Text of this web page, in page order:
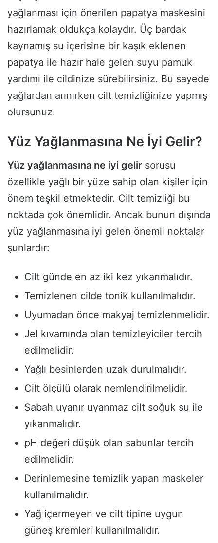
yağlanması için önerilen papatya maskesini
hazırlamak oldukça kolaydır. Üç bardak
kaynamış su içerisine bir kaşık eklenen
papatya ile hazır hale gelen suyu pamuk
yardımı ile cildinize sürebilirsiniz. Bu sayede
yağlardan arınırken cilt temizliğinize yapmış
olursunuz.
Yüz Yağlanmasına Ne İyi Gelir?
Yüz yağlanmasına ne iyi gelir sorusu
özellikle yağlı bir yüze sahip olan kişiler için
önem teşkil etmektedir. Cilt temizliği bu
noktada çok önemlidir. Ancak bunun dışında
yüz yağlanmasına iyi gelen önemli noktalar
şunlardır:
Cilt günde en az iki kez yıkanmalıdır.
Temizlenen cilde tonik kullanılmalıdır.
Uyumadan önce makyaj temizlenmelidir.
Jel kıvamında olan temizleyiciler tercih
edilmelidir.
Yağlı besinlerden uzak durulmalıdır.
Cilt ölçülü olarak nemlendirilmelidir.
Sabah uyanır uyanmaz cilt soğuk su ile
yıkanmalıdır.
pH değeri düşük olan sabunlar tercih
edilmelidir.
Derinlemesine temizlik yapan maskeler
kullanılmalıdır.
Yağ içermeyen ve cilt tipine uygun
güneş kremleri kullanılmalıdır.